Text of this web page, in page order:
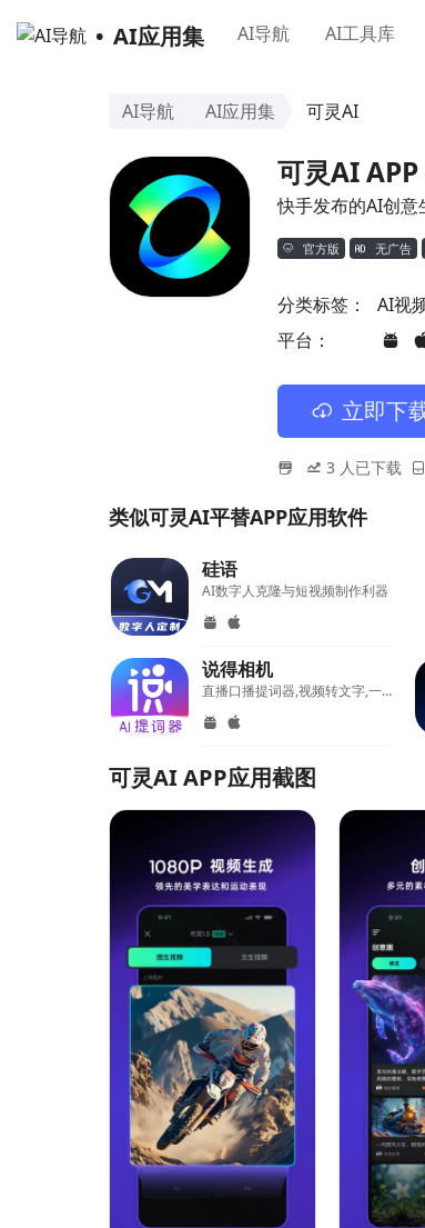
AI应用集 AI导航 AI工具库
AI导航 AI应用集 可灵AI
可灵AI
快手发布的AI创意
官方版 无广告
分类标签： AI视
平台：
立即下
3 人已下载
类似可灵AI平替APP应用软件
硅语
AI数字人克隆与短视频制作利器
说得相机
直播口播提词器,视频转文字,一键成片,绿幕虚拟背景,美颜高清
可灵AI APP应用截图